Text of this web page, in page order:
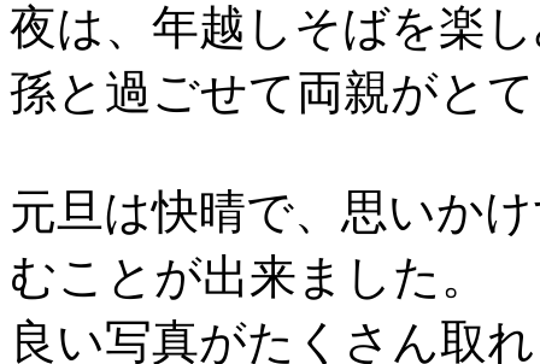
夜は、年越しそばを楽
孫と過ごせて両親がと
元旦は快晴で、思いか
むことが出来ました。
良い写真がたくさん取